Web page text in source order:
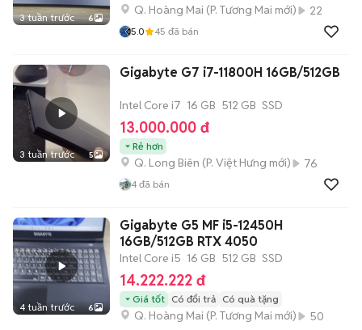
3 tuần trước 6
Q. Hoàng Mai (P. Tương Mai mới) 22
5.0 45 đã bán
3 tuần trước 5
Gigabyte G7 i7-11800H 16GB/512GB
Intel Core i7 16 GB 512 GB SSD
13.000.000 đ
Rẻ hơn
Q. Long Biên (P. Việt Hưng mới) 76
4 đã bán
4 tuần trước 6
Gigabyte G5 MF i5-12450H
16GB/512GB RTX 4050
Intel Core i5 16 GB 512 GB SSD
14.222.222 đ
Giá tốt Có đổi trả Có quà tặng
Q. Hoàng Mai (P. Tương Mai mới) 50